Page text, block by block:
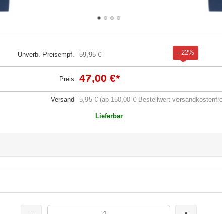
Unverb. Preisempf. 59,95 € - 22%
Preis 47,00 €*
Versand 5,95 € (ab 150,00 € Bestellwert
Lieferbar